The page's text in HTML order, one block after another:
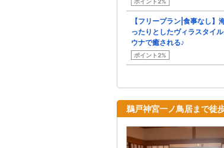
【フリープラン|食事なし】
ったりとしたヴィラスタイ
ウナで癒される♪
ポイント2%
鵜戸神宮一ノ鳥居まで